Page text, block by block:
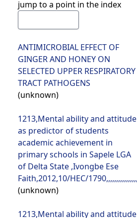
jump to a point in the index
ANTIMICROBIAL EFFECT OF
GINGER AND HONEY ON
SELECTED UPPER RESPIRATORY
TRACT PATHOGENS
(unknown)
1213,Mental ability and attitude as predictor of students academic achievement in primary schools in Sapele LGA of Delta State ,Ivongbe Ese Faith,2012,10/HEC/1790,,,,,,,,,,,,,,,,,,,,,,,,,,,,,,,,,,,,,,,,,,,,,,,,,,,,,,,,,,,,,,,,,,,,,,,,,,,,,,,,,,,,,,,,,,,,,,,,,,,,,,,,,,,,,,,,,,,,,,,,,,,,,,,,,,,,,,,,,,,,,,,,,,,,,,,,,,,,,,,,,,,,,,,,,,,,,,,,,,,,,,,,,,,,,,,,,,,,,,,,,,,,,,,,,,,,,,,,,,,,,,,,,,,,,,,,,,,,,,,,,,,,,,,,,,,,,,,,,,,,,,,,,,,,,,,,,,,,,,,,,,,,,,,,,,,,,,,,,,,,,,,,,,,,,,,,,,,,,,,,,,,,,,,,,,,,,,,,,,,,,,,,,,,,,,,,,,,,,,,,,,,,,,,,,,,,,,,,,,,,,,,,,,,,,,,,,,,,,,,,,,,,,,,,,,,,,,,,,,,,,,,,,,,,,,,,,,,,,,,,,,,,,,,,,,,,,,,,,,,,,,,,,,,,,,,,,,,,,,,,,,,,,,,,,,,,,,,,,,,,,,,,,,,,,,,,,,,,,,,,,,,,,,,,,,,,,,,,,,,,,,,,,,,,,,,,,,,,,,,,,,,,,,,,,,,,,,,,,,,,,,,,,,,,,,,,,,,,,,,,,,,,,,,,,,,,,,,,,,,,,,,,,,,,,,,,,,,,,,,,,,,,,,,,,,,,,,,,,,,,,,,,,,,,,,,,,,,,,,,,,,,,,,,,,,,,,,,,,,,,,,,,,,,,,,,,,,,,,,,,,,,,,,,,,,,,,,,,,,,,,,,,,,,,,,,,,,,,,,,,,,,,,,,,,,,,,,,,,,,,,,,,,,,,,,,,,,,,,,,,,,,,,,,,,,,,,,,,,,,,,,,,,,,,,,,,,,,,,,,,,,,,,,,,,,,,,,,,,,,,,,,,,,,,,,,,,,,,,,,,,,,,,,,,,,,,,,,,,,,,,,,,,,,,,,,,,,,,,,,,,,,,,,,,,,,,,,,,,,,,,,,,,,,,,,,,,,,,,,,,,,,,,,,,,,,,,,,,,,,,,,,,,,,,,,,,,,,,,,,,,,,,,,,,,,,,,,,,,,,,,,,,,,,,,,,,,,,,,,,,,,,,,,,,,,,,,,,,,,,,,,,,,,,,,,,,,,,,,,,,,,,,,,,,,,,,,,,,,,,,,,,,,,,,,,,,,,,,,,,,,,,,,,,,,,,,,,,,,,,,,,,,,,,,,,,,,,,,,,,,,,,,,,,,,,,,,,,,,,,,,,,,,,,,,,,,,,,,,,,,,,,,,,,,,,,,,,,,,,,,,,,,,,,,,,,,,,,,,,,,,,,,,,,,,,,,,,,,,,,,,,,,,,,,,,,,,,,,,,,,,,,,,,,,,,,,,,,,,,,,,,,,,,,,,,,,,,,,,,,,,,,,,,,,,,,,,,,,,,,,,,,,,,,,,,,,,,,,,,,,,,,,,,,,,,,,,,,,,,,,,,,,,,,,,,,,,,,,,,,,,,,,,,,,,,,,,,,,,,,,,,,,,,,,,,,,,,,,,,,,,,,,,,,,,,,,,,,,,,,,,,,,,,,,,,,,,,,,,,,,,,,,,,,,,,,,,,,,,,,,,,,,,,,,,,,,,,,,,,,,,,,,,,,,,,,,,,,,,,,,,,,,,,,,,,,,,,,,,,,,,,,,,,,,,,,,,,,,,,,,,,,,,,,,,,,,,,,,,,,,,,,,,,,,,,,,,,,,,,,,,,,,,,,,,,,,,,,,,,,,,,,,,,,,,,,,,,,,,,,,,,,,,,,,,,,,,,,,,,,,,,,,,,,,,,,,,,,,,,,,,,,,,,,,,,,,,,,,,,,,,,,,,,,,,,,,,,,,,,,,,,,,,,,,,,,,,,,,,,,,,,,,,,,,,,,,,,,,,,,,,,,,,,,,,,,,,,,,,,,,,,,,,,,,,,,,,,,,,,,,,,,,,,,,,,,,,,,,,,,,,,,,,,,,,,,,,,,,,,,,,,,,,,,,,,,,,,,,,,,,,,,,,,,,,,,,,,,,,,,,,,,,,,,,,,,,,,,,,,,,,,,,,,,,,,,,,,,,,,,,,,,,,,,,,,,,,,,,,,,,,,,,,,,,,,,,,,,,,,,,,,,,,,,,,,,,,,,,,,,,,,,,,,,,,,,,,,,,,,,,,,,,,,,,,,,,,,,,,,,,,,,,,,,,,,,,,,,,,,,,,,,,,,,,,,,,,,,,,,,,,,,,,,,,,,,,,,,,,,,,,,,,,,,,,,,,,,,,,,,,,,,,,,,,,,,,,,,,,,,,,,,,,,,,,,,,,,,,,,,,,,,,,,,,,,,,,,,,,,,,,,,,,,,,,,,,,,,,,,,,,,,,,,,,,,,,,,,,,,,,,,,,,,,,,,,,,,,,,,,,,,,,,,,,,,,,,,,,,,,,,,,,,,,,,,,,,,,,,,,,,,,,,,,,,,,,,,,,,,,,,,,,,,,,,,,,,,,,,,,,,,,,,,,,,,,,,,,,,,,,,,,,,,,,,,,,,,,,,,,,,,,,,,,,,,,,,,,,,,,,,,,,,,,,,,,,,,,,,,,,,,,,,,,,,,,,,,,,,,,,,,,,,,,,,,,,,,,,,,,,,,,,,,,,,,,,,,,,,,,,,,,,,,,,,,,,,,,,,,,,,,,,,,,,,,,,,,,,,,,,,,,,,,,,,,,,,,,,,,,,,,,,,,,,,,,,,,,,,,,,,,,,,,,,,,,,,,,,,,,,,,,,,,,,,,,,,,,,,,,,,,,,,,,,,,,,,,,,,,,,,,,,,,,,,,,,,,,,,,,,,,,,,,,,,,,,,,,,,,,,,,,,,,,,,,,,,,,,,,,,,,,,,,,,,,,,,,,,,,,,,,,,,,,,,,,,,,,,,,,,,,,,,,,,,,,,,,,,,,,,,,,,,,,,,,,,,,,,,,,,,,,,,,,,,,,,,,,,,,,,,,,,,,,,,,,,,,,,,,,,,,,,,,,,,,,,,,,,,,,,,,,,,,,,,,,,,,,,,,,,,,,,,,,,,,,,,,,,,,,,,,,,,,,,,,,,,,,,,,,,,,,,,,,,,,,,,,,,,,,,,,,,,,,,,,,,,,,,,,,,,,,,,,,,,,,,,,,,,,,,,,,,,,,,,,,,,,,,,,,,,,,,,,,,,,,,,,,,,,,,,,,,,,,,,,,,,,,,,,,,,,,,,,,,,,,,,,,,,,,,,,,,,,,,,,,,,,,,,,,,,,,,,,,,,,,,,,,,,,,,,,,,,,,,,,,,,,,,,,,,,,,,,,,,,,,,,,,,,,,,,,,,,,,,,,,,,,,,,,,,,,,,,,,,,,,,,,,,,,,,,,,,,,,,,,,,,,,,,,,,,,,,,,,,,,,,,,,,,,,,,,,,,,,,,,,,,,,,,,,,,,,,,,,,,,,,,,,,,,,,,,,,,,,,,,,,,,,,,,,,,,,,,,,,,,,,,,,,,,,,,,,,,,,,,,,,,,,,,,,,,,,,,,,,,,,,,,,,,,,,,,,,,,,,,,,,,,,,,,,,,,,,,,,,,,,,,,,,,,,,,,,,,,,,,,,,,,,,,,,,,,,,,,,,,,,,,,,,,,,,,,,,,,,,,,,,,,,,,,,,,,,,,,,,,,,,,,,,,,,,,,,,,,,,,,,,,,,,,,,,,,,,,,,,,,,,,,,,,,,,,,,,,,,,,,,,,,,,,,,,,,,,,,,,,,,,,,,,,,,,,,,,,,,,,,,,,,,,,,,,,,,,,,,,,,,,,,,,,,,,,,,,,,,,,,,,,,,,,,,,,,,,,,,,,,,,,,,,,,,,,,,,,,,,,,,,,,,,,,,,,,,,,,,,,,,,,,,,,,,,,,,,,,,,,,,,,,,,,,,,,,,,,,,,,,,,,,,,,,,,,,,,,,,,,,,,,,,,,,,,,,,,,,,,,,,,,,,,,,,,,,,,,,,,,,,,,,,,,,,,,,,,,,,,,,,,,,,,,,,,,,,,,,,,,,,,,,,,,,,,,,,,,,,,,,,,,,,,,,,,,,,,,,,,,,,,,,,,,,,,,,,,,,,,,,,,,,,,,,,,,,,,,,,,,,,,,,,,,,,,,,,,,,,,,,,,,,,,,,,,,,,,,,,,,,,,,,,,,,,,,,,,,,,,,,,,,,,,,,,,,,,,,,,,,,,,,,,,,,,,,,,,,,,,,,,,,,,,,,,,,,,,,,,,,,,,,,,,,,,,,,,,,,,,,,,,,,,,,,,,,,,,,,,,,,,,,,,,,,,,,,,,,,,,,,,,,,,,,,,,,,,,,,,,,,,,,,,,,,,,,,,,,,,,,,,,,,,,,,,,,,,,,,,,,,,,,,,,,,,,,,,,,,,,,,,,,,,,,,,,,,,,,,,,,,,,,,,,,,,,,,,,,,,,,,,,,,,,,,,,,,,,,,,,,,,,,,,,,,,,,,,,,,,,,,,,,,,,,,,,,,,,,,,,,,,,,,,,,,,,,,,,,,,,,,,,,,,,,,,,,,,,,,,,,,,,,,,,,,,,,,,,,,,,,,,,,,,,,,,,,,,,,,,,,,,,,,,,,,,,,,,,,,,,,,,,,,,,,,,,,,,,,,,,,,,,,,,,,,,,,,,,,,,,,,,,,,,,,,,,,,,,,,,,,,,,,,,,,,,,,,,,,,,,,,,,,,,,,,,,,,,,,,,,,,,,,,,,,,,,,,,,,,,,,,,,,,,,,,,,,,,,,,,,,,,,,,,,,,,,,,,,,,,,,,,,,,,,,,,,,,,,,,,,,,,,,,,,,,,,,,,,,,,,,,,,,,,,,,,,,,,,,,,,,,,,,,,,,,,,,,,,,,,,,,,,,,,,,,,,,,,,,,,,,,,,,,,,,,,,,,,,,,,,,,,,,,,,,,,,,,,,,,,,,,,,,,,,,,,,,,,,,,,,,,,,,,,,,,,,,,,,,,,,,,,,,,,,,,,,,,,,,,,,,,,,,,,,,,,,,,,,,,,,,,,,,,,,,,,,,,,,,,,,,,,,,,,,,,,,,,,,,,,,,,,,,,,,,,,,,,,,,,,,,,,,,,,,,,,,,,,,,,,,,,,,,,,,,,,,,,,,,,,,,,,,,,,,,,,,,,,,,,,,,,,,,,,,,,,,,,,,,,,,,,,,,,,,,,,,,,,,,,,,,,,,,,,,,,,,,,,,,,,,,,,,,,,,,,,,,,,,,,,,,,,,,,,,,,,,,,,,,,,,,,,,,,,,,,,,,,,,,,,,,,,,,,,,,,,,,,,,,,,,,,,,,,,,,,,,,,,,,,,,,,,,,,,,,,,,,,,,,,,,,,,,,,,,,,,,,,,,,,,,,,,,,,,,,,,,,,,,,,,,,,,,,,,,,,,,,,,,,,,,,,,,,,,,,,,,,,,,,,,,,,,,,,,,,,,,,,,,,,,,,,,,,,,,,,,,,,,,,,,,,,,,,,,,,,,,,,,,,,,,,,,,,,,,,,,,,,,,,,,,,,,,,,,,,,,,,,,,,,,,,,,,,,,,,,,,,,,,,,,,,,,,,,,,,,,,,,,,,,,,,,,,,,,,,,,,,,,,,,,,,,,,,,,,,,,,,,,,,,,,,,,,,,,,,,,,,,,,,,,,,,,,,,,,,,,,,,,,,,,,,,,,,,,,,,,,,,,,,,,,,,,,,,,,,,,,,,,,,,,,,,,,,,,,,,,,,,,,,,,,,,,,,,,,,,,,,,,,,,,,,,,,,,,,,,,,,,,,,,,,,,,,,,,,,,,,,,,,,,,,,,,,,,,,,,,,,,,,,,,,,,,,,,,,,,,,,,,,,,,,,,,,,,,,,,,,,,,,,,,,,,,,,,,,,,,,,,,,,,,,,,,,,,,,,,,,,,,,,,,,,,,,,,,,,,,,,,,,,,,,,,,,,,,,,,,,,,,,,,,,,,,,,,,,,,,,,,,,,,,,,,,,,,,,,,,,,,,,,,,,,,,,,,,,,,,,,,,,,,,,,,,,,,,,,,,,,,,,,,,,,,,,,,,,,,,,,,,,,,,,,,,,,,,,,,,,,,,,,,,,,,,,,,,,,,,,,,,,,,,,,,,,,,,,,,,,,,,,,,,,,,,,,,,,,,,,,,,,,,,,,,,,,,,,,,,,,,,,,,,,,,,,,,,,,,,,,,,,,,,,,,,,,,,,,,,,,,,,,,,,,,,,,,,,,,,,,,,,,,,,,,,,,,,,,,,,,,,,,,,,,,,,,,,,,,,,,,,,,,,,,,,,,,,,,,,,,,,,,,,,,,,,,,,,,,,,,,,,,,,,,,,,,,,,,,,,,,,,,,,,,,,,,,,,,,,,,,,,,,,,,,,,,,,,,,,,,,,,,,,,,,,,,,,,,,,,,,,,,,,,,,,,,,,,,,,,,,,,,,,,,,,,,,,,,,,,,,,,,,,,,,,,,,,,,,,,,,,,,,,,,,,,,,,,,,,,,,,,,,,,,,,,,,,,,,,,,,,,,,,,,,,,,,,,,,,,,,,,,,,,,,,,,,,,,,,,,,,,,,,,,,,,,,,,,,,,,,,,,,,,,,,,,,,,,,,,,,,,,,,,,,,,,,,,,,,,,,,,,,,,,,,,,,,,,,,,,,,,,,,,,,,,,,,,,,,,,,,,,,,,,,,,,,,,,,,,,,,,,,,,,,,,,,,,,,,,,,,,,,,,,,,,,,,,,,,,,,,,,,,,,,,,,,,,,,,,,,,,,,,,,,,,,,,,,,,,,,,,,,,,,,,,,,,,,,,,,,,,,,,,,,,,,,,,,,,,,,,,,,,,,,,,,,,,,,,,,,,,,,,,,,,,,,,,,,,,,,,,,,,,,,,,,,,,,,,,,,,,,,,,,,,,,,,,,,,,,,,,,,,,,,,,,,,,,,,,,,,,,,,,,,,,,,,,,,,,,,,,,,,,,,,,,,,,,,,,,,,,,,,,,,,,,,,,,,,,,,,,,,,,,,,,,,,,,,,,,,,,,,,,,,,,,,,,,,,,,,,,,,,,,,,,,,,,,,,,,,,,,,,,,,,,,,,,,,,,,,,,,,,,,,,,,,,,,,,,,,,,,,,,,,,,,,,,,,,,,,,,,,,,,,,,,,,,,,,,,,,,,,,,,,,,,,,,,,,,,,,,,,,,,,,,,,,,,,,,,,,,,,,,,,,,,,,,,,,,,,,,,,,,,,,,,,,,,,,,,,,,,,,,,,,,,,,,,,,,,,,,,,,,,,,,,,,,,,,,,,,,,,,,,,,,,,,,,,,,,,,,,,,,,,,,,,,,,,,,,,,,,,,,,,,,,,,,,,,,,,,,,,,,,,,,,,,,,,,,,,,,,,,,,,,,,,,,,,,,,,,,,,,,,,,,,,,,,,,,,,,,,,,,,,,,,,,,,,,,,,,,,,,,,,,,,,,,,,,,,,,,,,,,,,,,,,,,,,,,,,,,,,,,,,,,,,,,,,,,,,,,,,,,,,,,,,,,,,,,,,,,,,,,,,,,,,,,,,,,,,,,,,,,,,,,,,,,,,,,,,,,,,,,,,,,,,,,,,,,,,,,,,,,,,,,,,,,,,,,,,,,,,,,,,,,,,,,,,,,,,,,,,,,,,,,,,,,,,,,,,,,,,,,,,,,,,,,,,,,,,,,,,,,,,,,,,,,,,,,,,,,,,,,,,,,,,,,,,,,,,,,,,,,,,,,,,,,,,,,,,,,,,,,,,,,,,,,,,,,,,,,,,,,,,,,,,,,,,,,,,,,,,,,,,,,,,,,,,,,,,,,,,,,,,,,,,,,,,,,,,,,,,,,,,,,,,,,,,,,,,,,,,,,,,,,,,,,,,,,,,,,,,,,,,,,,,,,,,,,,,,,,,,,,,,,,,,,,,,,,,,,,,,,,,,,,,,,,,,,,,,,,,,,,,,,,,,,,,,,,,,,,,,,,,,,,,,,,,,,,,,,,,,,,,,,,,,,,,,,,,,,,,,,,,,,,,,,,,,,,,,,,,,,,,,,,,,,,,,,,,,,,,,,,,,,,,,,,,,,,,,,,,,,,,,,,,,,,,,,,,,,,,,,,,,,,,,,,,,,,,,,,,,,,,,,,,,,,,,,,,,,,,,,,,,,,,,,,,,,,,,,,,,,,,,,,,,,,,,,,,,,,,,,,,,,,,,,,,,,,,,,,,,,,,,,,,,,,,,,,,,,,,,,,,,,,,,,,,,,,,,,,,,,,,,,,,,,,,,,,,,,,,,,,,,,,,,,,,,,,,,,,,,,,,,,,,,,,,,,,,,,,,,,,,,,,,,,,,,,,,,,,,,,,,,,,,,,,,,,,,,,,,,,,,,,,,,,,,,,,,,,,,,,,,,,,,,,,,,,,,,,,,,,,,,,,,,,,,,,,,,,,,,,,,,,,,,,,,,,,,,,,,,,,,,,,,,,,,,,,,,,,,,,,,,,,,,,,,,,,,,,,,,,,,,,,,,,,,,,,,,,,,,,,,,,,,,,,,,,,,,,,,,,,,,,,,,,,,,,,,,,,,,,,,,,,,,,,,,,,,,,,,,,,,,,,,,,,,,,,,,,,,,,,,,,,,,,,,,,,,,,,,,,,,,,,,,,,,,,,,,,,,,,,,,,,,,,,,,,,,,,,,,,,,,,,,,,,,,,,,,,,,,,,,,,,,,,,,,,,,,,,,,,,,,,,,,,,,,,,,,,,,,,,,,,,,,,,,,,,,,,,,,,,,,,,,,,,,,,,,,,,,,,,,,,,,,,,,,,,,,,,,,,,,,,,,,,,,,,,,,,,,,,,,,,,,,,,,,,,,,,,,,,,,,,,,,,,,,,,,,,,,,,,,,,,,,,,,,,,,,,,,,,,,,,,,,,,,,,,,,,,,,,,,,,,,,,,,,,,,,,,,,,,,,,,,,,,,,,,,,,,,,,,,,,,,,,,,,,,,,,,,,,,,,,,,,,,,,,,,,,,,,,,,,,,,,,,,,,,,,,,,,,,,,,,,,,,,,,,,,,,,,,,,,,,,,,,,,,,,,,,,,,,,,,,,,,,,,,,,,,,,,,,,,,,,,,,,,,,,,,,,,,,,,,,,,,,,,,,,,,,,,,,,,,,,,,,,,,,,,,,,,,,,,,,,,,,,,,,,,,,,,,,,,,,,,,,,,,,,,,,,,,,,,,,,,,,,,,,,,,,,,,,,,,,,,,,,,,,,,,,,,,,,,,,,,,,,,,,,,,,,,,,,,,,,,,,,,,,,,,,,,,,,,,,,,,,,,,,,,,,,,,,,,,,,,,,,,,,,,,,,,,,,,,,,,,,,,,,,,,,,,,,,,,,,,,,,,,,,,,,,,,,,,,,,,,,,,,,,,,,,,,,,,,,,,,,,,,,,,,,,,,,,,,,,,,,,,,,,,,,,,,,,,,,,,,,,,,,,,,,,,,,,,,,,,,,,,,,,,,,,,,,,,,,,,,,,,,,,,,,,,,,,,,,,,,,,,,,,,,,,,,,,,,,,,,,,,,,,,,,,,,,,,,,,,,,,,,,,,,,,,,,,,,,,,,,,,,,,,,,,,,,,,,,,,,,,,,,,,,,,,,,,,,,,,,,,,,,,,,,,,,,,,,,,,,,,,,,,,,,,,,,,,,,,,,,,,,,,,,,,,,,,,,,,,,,,,,,,,,,,,,,,,,,,,,,,,,,,,,,,,,,,,,,,,,,,,,,,,,,,,,,,,,,,,,,,,,,,,,,,,,,,,,,,,,,,,,,,,,,,,,,,,,,,,,,,,,,,,,,,,,,,,,,,,,,,,,,,,,,,,,,,,,,,,,,,,,,,,,,,,,,,,,,,,,,,,,,,,,,,,,,,,,,,,,,,,,,,,,,,,,,,,,,,,,,,,,,,,,,,,,,,,,,,,,,,,,,,,,,,,,,,,,,,,,,,,,,,,,,,,,,,,,,,,,,,,,,,,,,,,,,,,,,,,,,,,,,,,,,,,,,,,,,,,,,,,,,,,,,,,,,,,,,,,,,,,,,,,,,,,,,,,,,,,,,,,,,,,,,,,,,,,,,,,,,,,,,,,,,,,,,,,,,,,,,,,,,,,,,,,,,,,,,,,,,,,,,,,,,,,,,,,,,,,,,,,,,,,,,,,,,,,,,,,,,,,,,,,,,,,,,,,,,,,,,,,,,,,,,,,,,,,,,,,,,,,,,,,,,,,,,,,,,,,,,,,,,,,,,,,,,,,,,,,,,,,,,,,,,,,,,,,,,,,,,,,,,,,,,,,,,,,,,,,,,,,,,,,,,,,,,,,,,,,,,,,,,,,,,,,,,,,,,,,,,,,,,,,,,,,,,,,,,,,,,,,,,,,,,,,,,,,,,,,,,,,,,,,,,,,,,,,,,,,,,,,,,,,,,,,,,,,,,,,,,,,,,,,,,,,,,,,,,,,,,,,,,,,,,,,,,,,,,,,,,,,,,,,,,,,,,,,,,,,,,,,,,,,,,,,,,,,,,,,,,,,,,,,,,,,,,,,,,,,,,,,,,,,,,,,,,,,,,,,,,,,,,,,,,,,,,,,,,,,,,,,,,,,,,,,,,,,,,,,,,,,,,,,,,,,,,,,,,,,,,,,,,,,,,,,,,,,,,,,,,,,,,,,,,,,,,,,,,,,,,,,,,,,,,,,,,,,,,,,,,,
(unknown)
1213,Mental ability and attitude as predictor of students academic achievement in primary schools in Sapele LGA of Delta State ,Ivongbe Ese Faith,2012,10/HEC/1790,,,,,,,,,,,,,,,,,,,,,,,,,,,,,,,,,,,,,,,,,,,,,,,,,,,,,,,,,,,,,,,,,,,,,,,,,,,,,,,,,,,,,,,,,,,,,,,,,,,,,,,,,,,,,,,,,,,,,,,,,,,,,,,,,,,,,,,,,,,,,,,,,,,,,,,,,,,,,,,,,,,,,,,,,,,,,,,,,,,,,,,,,,,,,,,,,,,,,,,,,,,,,,,,,,,,,,,,,,,,,,,,,,,,,,,,,,,,,,,,,,,,,,,,,,,,,,,,,,,,,,,,,,,,,,,,,,,,,,,,,,,,,,,,,,,,,,,,,,,,,,,,,,,,,,,,,,,,,,,,,,,,,,,,,,,,,,,,,,,,,,,,,,,,,,,,,,,,,,,,,,,,,,,,,,,,,,,,,,,,,,,,,,,,,,,,,,,,,,,,,,,,,,,,,,,,,,,,,,,,,,,,,,,,,,,,,,,,,,,,,,,,,,,,,,,,,,,,,,,,,,,,,,,,,,,,,,,,,,,,,,,,,,,,,,,,,,,,,,,,,,,,,,,,,,,,,,,,,,,,,,,,,,,,,,,,,,,,,,,,,,,,,,,,,,,,,,,,,,,,,,,,,,,,,,,,,,,,,,,,,,,,,,,,,,,,,,,,,,,,,,,,,,,,,,,,,,,,,,,,,,,,,,,,,,,,,,,,,,,,,,,,,,,,,,,,,,,,,,,,,,,,,,,,,,,,,,,,,,,,,,,,,,,,,,,,,,,,,,,,,,,,,,,,,,,,,,,,,,,,,,,,,,,,,,,,,,,,,,,,,,,,,,,,,,,,,,,,,,,,,,,,,,,,,,,,,,,,,,,,,,,,,,,,,,,,,,,,,,,,,,,,,,,,,,,,,,,,,,,,,,,,,,,,,,,,,,,,,,,,,,,,,,,,,,,,,,,,,,,,,,,,,,,,,,,,,,,,,,,,,,,,,,,,,,,,,,,,,,,,,,,,,,,,,,,,,,,,,,,,,,,,,,,,,,,,,,,,,,,,,,,,,,,,,,,,,,,,,,,,,,,,,,,,,,,,,,,,,,,,,,,,,,,,,,,,,,,,,,,,,,,,,,,,,,,,,,,,,,,,,,,,,,,,,,,,,,,,,,,,,,,,,,,,,,,,,,,,,,,,,,,,,,,,,,,,,,,,,,,,,,,,,,,,,,,,,,,,,,,,,,,,,,,,,,,,,,,,,,,,,,,,,,,,,,,,,,,,,,,,,,,,,,,,,,,,,,,,,,,,,,,,,,,,,,,,,,,,,,,,,,,,,,,,,,,,,,,,,,,,,,,,,,,,,,,,,,,,,,,,,,,,,,,,,,,,,,,,,,,,,,,,,,,,,,,,,,,,,,,,,,,,,,,,,,,,,,,,,,,,,,,,,,,,,,,,,,,,,,,,,,,,,,,,,,,,,,,,,,,,,,,,,,,,,,,,,,,,,,,,,,,,,,,,,,,,,,,,,,,,,,,,,,,,,,,,,,,,,,,,,,,,,,,,,,,,,,,,,,,,,,,,,,,,,,,,,,,,,,,,,,,,,,,,,,,,,,,,,,,,,,,,,,,,,,,,,,,,,,,,,,,,,,,,,,,,,,,,,,,,,,,,,,,,,,,,,,,,,,,,,,,,,,,,,,,,,,,,,,,,,,,,,,,,,,,,,,,,,,,,,,,,,,,,,,,,,,,,,,,,,,,,,,,,,,,,,,,,,,,,,,,,,,,,,,,,,,,,,,,,,,,,,,,,,,,,,,,,,,,,,,,,,,,,,,,,,,,,,,,,,,,,,,,,,,,,,,,,,,,,,,,,,,,,,,,,,,,,,,,,,,,,,,,,,,,,,,,,,,,,,,,,,,,,,,,,,,,,,,,,,,,,,,,,,,,,,,,,,,,,,,,,,,,,,,,,,,,,,,,,,,,,,,,,,,,,,,,,,,,,,,,,,,,,,,,,,,,,,,,,,,,,,,,,,,,,,,,,,,,,,,,,,,,,,,,,,,,,,,,,,,,,,,,,,,,,,,,,,,,,,,,,,,,,,,,,,,,,,,,,,,,,,,,,,,,,,,,,,,,,,,,,,,,,,,,,,,,,,,,,,,,,,,,,,,,,,,,,,,,,,,,,,,,,,,,,,,,,,,,,,,,,,,,,,,,,,,,,,,,,,,,,,,,,,,,,,,,,,,,,,,,,,,,,,,,,,,,,,,,,,,,,,,,,,,,,,,,,,,,,,,,,,,,,,,,,,,,,,,,,,,,,,,,,,,,,,,,,,,,,,,,,,,,,,,,,,,,,,,,,,,,,,,,,,,,,,,,,,,,,,,,,,,,,,,,,,,,,,,,,,,,,,,,,,,,,,,,,,,,,,,,,,,,,,,,,,,,,,,,,,,,,,,,,,,,,,,,,,,,,,,,,,,,,,,,,,,,,,,,,,,,,,,,,,,,,,,,,,,,,,,,,,,,,,,,,,,,,,,,,,,,,,,,,,,,,,,,,,,,,,,,,,,,,,,,,,,,,,,,,,,,,,,,,,,,,,,,,,,,,,,,,,,,,,,,,,,,,,,,,,,,,,,,,,,,,,,,,,,,,,,,,,,,,,,,,,,,,,,,,,,,,,,,,,,,,,,,,,,,,,,,,,,,,,,,,,,,,,,,,,,,,,,,,,,,,,,,,,,,,,,,,,,,,,,,,,,,,,,,,,,,,,,,,,,,,,,,,,,,,,,,,,,,,,,,,,,,,,,,,,,,,,,,,,,,,,,,,,,,,,,,,,,,,,,,,,,,,,,,,,,,,,,,,,,,,,,,,,,,,,,,,,,,,,,,,,,,,,,,,,,,,,,,,,,,,,,,,,,,,,,,,,,,,,,,,,,,,,,,,,,,,,,,,,,,,,,,,,,,,,,,,,,,,,,,,,,,,,,,,,,,,,,,,,,,,,,,,,,,,,,,,,,,,,,,,,,,,,,,,,,,,,,,,,,,,,,,,,,,,,,,,,,,,,,,,,,,,,,,,,,,,,,,,,,,,,,,,,,,,,,,,,,,,,,,,,,,,,,,,,,,,,,,,,,,,,,,,,,,,,,,,,,,,,,,,,,,,,,,,,,,,,,,,,,,,,,,,,,,,,,,,,,,,,,,,,,,,,,,,,,,,,,,,,,,,,,,,,,,,,,,,,,,,,,,,,,,,,,,,,,,,,,,,,,,,,,,,,,,,,,,,,,,,,,,,,,,,,,,,,,,,,,,,,,,,,,,,,,,,,,,,,,,,,,,,,,,,,,,,,,,,,,,,,,,,,,,,,,,,,,,,,,,,,,,,,,,,,,,,,,,,,,,,,,,,,,,,,,,,,,,,,,,,,,,,,,,,,,,,,,,,,,,,,,,,,,,,,,,,,,,,,,,,,,,,,,,,,,,,,,,,,,,,,,,,,,,,,,,,,,,,,,,,,,,,,,,,,,,,,,,,,,,,,,,,,,,,,,,,,,,,,,,,,,,,,,,,,,,,,,,,,,,,,,,,,,,,,,,,,,,,,,,,,,,,,,,,,,,,,,,,,,,,,,,,,,,,,,,,,,,,,,,,,,,,,,,,,,,,,,,,,,,,,,,,,,,,,,,,,,,,,,,,,,,,,,,,,,,,,,,,,,,,,,,,,,,,,,,,,,,,,,,,,,,,,,,,,,,,,,,,,,,,,,,,,,,,,,,,,,,,,,,,,,,,,,,,,,,,,,,,,,,,,,,,,,,,,,,,,,,,,,,,,,,,,,,,,,,,,,,,,,,,,,,,,,,,,,,,,,,,,,,,,,,,,,,,,,,,,,,,,,,,,,,,,,,,,,,,,,,,,,,,,,,,,,,,,,,,,,,,,,,,,,,,,,,,,,,,,,,,,,,,,,,,,,,,,,,,,,,,,,,,,,,,,,,,,,,,,,,,,,,,,,,,,,,,,,,,,,,,,,,,,,,,,,,,,,,,,,,,,,,,,,,,,,,,,,,,,,,,,,,,,,,,,,,,,,,,,,,,,,,,,,,,,,,,,,,,,,,,,,,,,,,,,,,,,,,,,,,,,,,,,,,,,,,,,,,,,,,,,,,,,,,,,,,,,,,,,,,,,,,,,,,,,,,,,,,,,,,,,,,,,,,,,,,,,,,,,,,,,,,,,,,,,,,,,,,,,,,,,,,,,,,,,,,,,,,,,,,,,,,,,,,,,,,,,,,,,,,,,,,,,,,,,,,,,,,,,,,,,,,,,,,,,,,,,,,,,,,,,,,,,,,,,,,,,,,,,,,,,,,,,,,,,,,,,,,,,,,,,,,,,,,,,,,,,,,,,,,,,,,,,,,,,,,,,,,,,,,,,,,,,,,,,,,,,,,,,,,,,,,,,,,,,,,,,,,,,,,,,,,,,,,,,,,,,,,,,,,,,,,,,,,,,,,,,,,,,,,,,,,,,,,,,,,,,,,,,,,,,,,,,,,,,,,,,,,,,,,,,,,,,,,,,,,,,,,,,,,,,,,,,,,,,,,,,,,,,,,,,,,,,,,,,,,,,,,,,,,,,,,,,,,,,,,,,,,,,,,,,,,,,,,,,,,,,,,,,,,,,,,,,,,,,,,,,,,,,,,,,,,,,,,,,,,,,,,,,,,,,,,,,,,,,,,,,,,,,,,,,,,,,,,,,,,,,,,,,,,,,,,,,,,,,,,,,,,,,,,,,,,,,,,,,,,,,,,,,,,,,,,,,,,,,,,,,,,,,,,,,,,,,,,,,,,,,,,,,,,,,,,,,,,,,,,,,,,,,,,,,,,,,,,,,,,,,,,,,,,,,,,,,,,,,,,,,,,,,,,,,,,,,,,,,,,,,,,,,,,,,,,,,,,,,,,,,,,,,,,,,,,,,,,,,,,,,,,,,,,,,,,,,,,,,,,,,,,,,,,,,,,,,,,,,,,,,,,,,,,,,,,,,,,,,,,,,,,,,,,,,,,,,,,,,,,,,,,,,,,,,,,,,,,,,,,,,,,,,,,,,,,,,,,,,,,,,,,,,,,,,,,,,,,,,,,,,,,,,,,,,,,,,,,,,,,,,,,,,,,,,,,,,,,,,,,,,,,,,,,,,,,,,,,,,,,,,,,,,,,,,,,,,,,,,,,,,,,,,,,,,,,,,,,,,,,,,,,,,,,,,,,,,,,,,,,,,,,,,,,,,,,,,,,,,,,,,,,,,,,,,,,,,,,,,,,,,,,,,,,,,,,,,,,,,,,,,,,,,,,,,,,,,,,,,,,,,,,,,,,,,,,,,,,,,,,,,,,,,,,,,,,,,,,,,,,,,,,,,,,,,,,,,,,,,,,,,,,,,,,,,,,,,,,,,,,,,,,,,,,,,,,,,,,,,,,,,,,,,,,,,,,,,,,,,,,,,,,,,,,,,,,,,,,,,,,,,,,,,,,,,,,,,,,,,,,,,,,,,,,,,,,,,,,,,,,,,,,,,,,,,,,,,,,,,,,,,,,,,,,,,,,,,,,,,,,,,,,,,,,,,,,,,,,,,,,,,,,,,,,,,,,,,,,,,,,,,,,,,,,,,,,,,,,,,,,,,,,,,,,,,,,,,,,,,,,,,,,,,,,,,,,,,,,,,,,,,,,,,,,,,,,,,,,,,,,,,,,,,,,,,,,,,,,,,,,,,,,,,,,,,,,,,,,,,,,,,,,,,,,,,,,,,,,,,,,,,,,,,,,,,,,,,,,,,,,,,,,,,,,,,,,,,,,,,,,,,,,,,,,,,,,,,,,,,,,,,,,,,,,,,,,,,,,,,,,,,,,,,,,,,,,,,,,,,,,,,,,,,,,,,,,,,,,,,,,,,,,,,,,,,,,,,,,,,,,,,,,,,,,,,,,,,,,,,,,,,,,,,,,,,,,,,,,,,,,,,,,,,,,,,,,,,,,,,,,,,,,,,,,,,,,,,,,,,,,,,,,,,,,,,,,,,,,,,,,,,,,,,,,,,,,,,,,,,,,,,,,,,,,,,,,,,,,,,,,,,,,,,,,,,,,,,,,,,,,,,,,,,,,,,,,,,,,,,,,,,,,,,,,,,,,,,,,,,,,,,,,,,,,,,,,,,,,,,,,,,,,,,,,,,,,,,,,,,,,,,,,,,,,,,,,,,,,,,,,,,,,,,,,,,,,,,,,,,,,,,,,,,,,,,,,,,,,,,,,,,,,,,,,,,,,,,,,,,,,,,,,,,,,,,,,,,,,,,,,,,,,,,,,,,,,,,,,,,,,,,,,,,,,,,,,,,,,,,,,,,,,,,,,,,,,,,,,,,,,,,,,,,,,,,,,,,,,,,,,,,,,,,,,,,,,,,,,,,,,,,,,,,,,,,,,,,,,,,,,,,,,,,,,,,,,,,,,,,,,,,,,,,,,,,,,,,,,,,,,,,,,,,,,,,,,,,,,,,,,,,,,,,,,,,,,,,,,,,,,,,,,,,,,,,,,,,,,,,,,,,,,,,,,,,,,,,,,,,,,,,,,,,,,,,,,,,,,,,,,,,,,,,,,,,,,,,,,,,,,,,,,,,,,,,,,,,,,,,,,,,,,,,,,,,,,,,,,,,,,,,,,,,,,,,,,,,,,,,,,,,,,,,,,,,,,,,,,,,,,,,,,,,,,,,,,,,,,,,,,,,,,,,,,,,,,,,,,,,,,,,,,,,,,,,,,,,,,,,,,,,,,,,,,,,,,,,,,,,,,,,,,,,,,,,,,,,,,,,,,,,,,,,,,,,,,,,,,,,,,,,,,,,,,,,,,,,,,,,,,,,,,,,,,,,,,,,,,,,,,,,,,,,,,,,,,,,,,,,,,,,,,,,,,,,,,,,,,,,,,,,,,,,,,,,,,,,,,,,,,,,,,,,,,,,,,,,,,,,,,,,,,,,,,,,,,,,,,,,,,,,,,,,,,,,,,,,,,,,,,,,,,,,,,,,,,,,,,,,,,,,,,,,,,,,,,,,,,,,,,,,,,,,,,,,,,,,,,,,,,,,,,,,,,,,,,,,,,,,,,,,,,,,,,,,,,,,,,,,,,,,,,,,,,,,,,,,,,,,,,,,,,,,,,,,,,,,,,,,,,,,,,,,,,,,,,,,,,,,,,,,,,,,,,,,,,,,,,,,,,,,,,,,,,,,,,,,,,,,,,,,,,,,,,,,,,,,,,,,,,,,,,,,,,,,,,,,,,,,,,,,,,,,,,,,,,,,,,,,,,,,,,,,,,,,,,,,,,,,,,,,,,,,,,,,,,,,,,,,,,,,,,,,,,,,,,,,,,,,,,,,,,,,,,,,,,,,,,,,,,,,,,,,,,,,,,,,,,,,,,,,,,,,,,,,,,,,,,,,,,,,,,,,,,,,,,,,,,,,,,,,,,,,,,,,,,,,,,,,,,,,,,,,,,,,,,,,,,,,,,,,,,,,,,,,,,,,,,,,,,,,,,,,,,,,,,,,,,,,,,,,,,,,,,,,,,,,,,,,,,,,,,,,,,,,,,,,,,,,,,,,,,,,,,,,,,,,,,,,,,,,,,,,,,,,,,,,,,,,,,,,,,,,,,,,,,,,,,,,,,,,,,,,,,,,,,,,,,,,,,,,,,,,,,,,,,,,,,,,,,,,,,,,,,,,,,,,,,,,,,,,,,,,,,,,,,,,,,,,,,,,,,,,,,,,,,,,,,,,,,,,,,,,,,,,,,,,,,,,,,,,,,,,,,,,,,,,,,,,,,,,,,,,,,,,,,,,,,,,,,,,,,,,,,,,,,,,,,,,,,,,,,,,,,,,,,,,,,,,,,,,,,,,,,,,,,,,,,,,,,,,,,,,,,,,,,,,,,,,,,,,,,,,,,,,,,,,,,,,,,,,,,,,,,,,,,,,,,,,,,,,,,,,,,,,,,,,,,,,,,,,,,,,,,,,,,,,,,,,,,,,,,,,,,,,,,,,,,,,,,,,,,,,,,,,,,,,,,,,,,,,,,,,,,,,,,,,,,,,,,,,,,,,,,,,,,,,,,,,,,,,,,,,,,,,,,,,,,,,,,,,,,,,,,,,,,,,,,,,,,,,,,,,,,,,,,,,,,,,,,,,,,,,,,,,,,,,,,,,,,,,,,,,,,,,,,,,,,,,,,,,,,,,,,,,,,,,,,,,,,,,,,,,,,,,,,,,,,,,,,,,,,,,,,,,,,,,,,,,,,,,,,,,,,,,,,,,,,,,,,,,,,,,,,,,,,,,,,,,,,,,,,,,,,,,,,,,,,,,,,,,,,,,,,,,,,,,,,,,,,,,,,,,,,,,,,,,,,,,,,,,,,,,,,,,,,,,,,,,,,,,,,,,,,,,,,,,,,,,,,,,,,,,,,,,,,,,,,,,,,,,,,,,,,,,,,,,,,,,,,,,,,,,,,,,,,,,,,,,,,,,,,,,,,,,,,,,,,,,,,,,,,,,,,,,,,,,,,,,,,,,,,,,,,,,,,,,,,,,,,,,,,,,,,,,,,,,,,,,,,,,,,,,,,,,,,,,,,,,,,,,,,,,,,,,,,,,,,,,,,,,,,,,,,,,,,,,,,,,,,,,,,,,,,,,,,,,,,,,,,,,,,,,,,,,,,,,,,,,,,,,,,,,,,,,,,,,,,,,,,,,,,,,,,,,,,,,,,,,,,,,,,,,,,,,,,,,,,,,,,,,,,,,,,,,,,,,,,,,,,,,,,,,,,,,,,,,,,,,,,,,,,,,,,,,,,,,,,,,,,,,,,,,,,,,,,,,,,,,,,,,,,,,,,,,,,,,,,,,,,,,,,,,,,,,,,,,,,,,,,,,,,,,,,,,,,,,,,,,,,,,,,,,,,,,,,,,,,,,,,,,,,,,,,,,,,,,,,,,,,,,,,,,,,,,,,,,,,,,,,,,,,,,,,,,,,,,,,,,,,,,,,,,,,,,,,,,,,,,,,,,,,,,,,,,,,,,,,,,,,,,,,,,,,,,,,,,,,,,,,,,,,,,,,,,,,,,,,,,,,,,,,,,,,,,,,,,,,,,,,,,,,,,,,,,,,,,,,,,,,,,,,,,,,,,,,,,,,,,,,,,,,,,,,,,,,,,,,,,,,,,,,,,,,,,,,,,,,,,,,,,,,,,,,,,,,,,,,,,,,,,,,,,,,,,,,,,,,,,,,,,,,,,,,,,,,,,,,,,,,,,,,,,,,,,,,,,,,,,,,,,,,,,,,,,,,,,,,,,,,,,,,,,,,,,,,,,,,,,,,,,,,,,,,,,,,,,,,,,,,,,,,,,,,,,,,,,,,,,,,,,,,,,,,,,,,,,,,,,,,,,,,,,,,,,,,,,,,,,,,,,,,,,,,,,,,,,,,,,,,,,,,,,,,,,,,,,,,,,,,,,,,,,,,,,,,,,,,,,,,,,,,,,,,,,,,,,,,,,,,,,,,,,,,,,,,,,,,,,,,,,,,,,,,,,,,,,,,,,,,,,,,,,,,,,,,,,,,,,,,,,,,,,,,,,,,,,,,,,,,,,,,,,,,,,,,,,,,,,,,,,,,,,,,,,,,,,,,,,,,,,,,,,,,,,,,,,,,,,,,,,,,,,,,,,,,,,,,,,,,,,,,,,,,,,,,,,,,,,,,,,,,,,,,,,,,,,,,,,,,,,,,,,,,,,,,,,,,,,,,,,,,,,,,,,,,,,,,,,,,,,,,,,,,,,,,,,,,,,,,,,,,,,,,,,,,,,,,,,,,,,,,,,,,,,,,,,,,,,,,,,,,,,,,,,,,,,,,,,,,,,,,,,,,,,,,,,,,,,,,,,,,,,,,,,,,,,,,,,,,,,,,,,,,,,,,,,,,,,,,,,,,,,,,,,,,,,,,,,,,,,,,,,,,,,,,,,,,,,,,,,,,,,,,,,,,,,,,,,,,,,,,,,,,,,,,,,,,,,,,,,,,,,,,,,,,,,,,,,,,,,,,,,,,,,,,,,,,,,,,,,,,,,,,,,,,,,,,,,,,,,,,,,,,,,,,,,,,,,,,,,,,,,,,,,,,,,,,,,,,,,,,,,,,,,,,,,,,,,,,,,,,,,,,,,,,,,,,,,,,,,,,,,,,,,,,,,,,,,,,,,,,,,,,,,,,,,,,,,,,,,,,,,,,,,,,,,,,,,,,,,,,,,,,,,,,,,,,,,,,,,,,,,,,,,,,,,,,,,,,,,,,,,,,,,,,,,,,,,,,,,,,,,,,,,,,,,,,,,,,,,,,,,,,,,,,,,,,,,,,,,,,,,,,,,,,,,,,,,,,,,,,,,,,,,,,,,,,,,,,,,,,,,,,,,,,,,,,,,,,,,,,,,,,,,,,,,,,,,,,,,,,,,,,,,,,,,,,,,,,,,,,,,,,,,,,,,,,,,,,,,,,,,,,,,,,,,,,,,,,,,,,,,,,,,,,,,,,,,,,,,,,,,,,,,,,,,,,,,,,,,,,,,,,,,,,,,,,,,,,,,,,,,,,,,,,,,,,,,,,,,,,,,,,,,,,,,,,,,,,,,,,,,,,,,,,,,,,,,,,,,,,,,,,,,,,,,,,,,,,,,,,,,,,,,,,,,,,,,,,,,,,,,,,,,,,,,,,,,,,,,,,,,,,,,,,,,,,,,,,,,,,,,,,,,,,,,,,,,,,,,,,,,,,,,,,,,,,,,,,,,,,,,,,,,,,,,,,,,,,,,,,,,,,,,,,,,,,,,,,,,,,,,,,,,,,,,,,,,,,,,,,,,,,,,,,,,,,,,,,,,,,,,,,,,,,,,,,,,,,,,,,,,,,,,,,,,,,,,,,,,,,,,,,,,,,,,,,,,,,,,,